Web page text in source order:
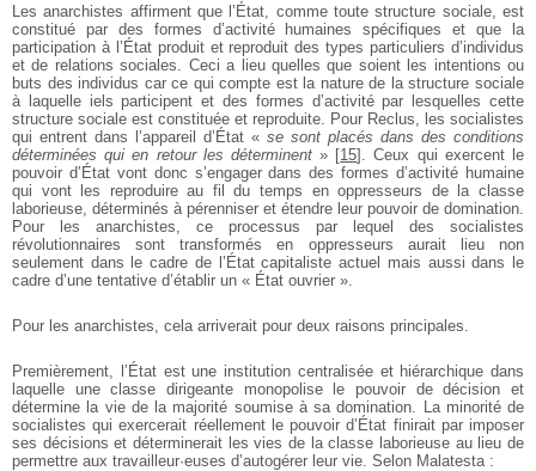
Les anarchistes affirment que l’État, comme toute structure sociale, est
constitué par des formes d’activité humaines spécifiques et que la
participation à l’État produit et reproduit des types particuliers d’individus
et de relations sociales. Ceci a lieu quelles que soient les intentions ou
buts des individus car ce qui compte est la nature de la structure sociale
à laquelle iels participent et des formes d’activité par lesquelles cette
structure sociale est constituée et reproduite. Pour Reclus, les socialistes
qui entrent dans l’appareil d’État « se sont placés dans des conditions
déterminées qui en retour les déterminent» [15] . Ceux qui exercent le
pouvoir d’État vont donc s’engager dans des formes d’activité humaine
qui vont les reproduire au fil du temps en oppresseurs de la classe
laborieuse, déterminés à pérenniser et étendre leur pouvoir de domination.
Pour les anarchistes, ce processus par lequel des socialistes
révolutionnaires sont transformés en oppresseurs aurait lieu non
seulement dans le cadre de l’État capitaliste actuel mais aussi dans le
cadre d’une tentative d’établir un « État ouvrier ».
Pour les anarchistes, cela arriverait pour deux raisons principales.
Premièrement, l’État est une institution centralisée et hiérarchique dans
laquelle une classe dirigeante monopolise le pouvoir de décision et
détermine la vie de la majorité soumise à sa domination. La minorité de
socialistes qui exercerait réellement le pouvoir d’État finirait par imposer
ses décisions et déterminerait les vies de la classe laborieuse au lieu de
permettre aux travailleur·euses d’autogérer leur vie. Selon Malatesta :